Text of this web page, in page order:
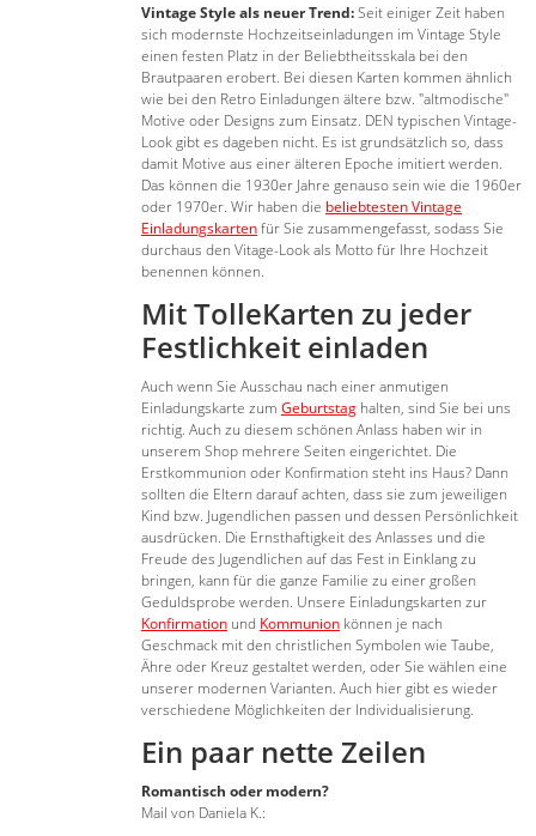
Vintage Style als neuer Trend:Seit einiger Zeit haben
sich modernste Hochzeitseinladungen im Vintage Style
einen festen Platz in der Beliebtheitsskala bei den
Brautpaaren erobert. Bei diesen Karten kommen ähnlich
wie bei den Retro Einladungen ältere bzw. "altmodische"
Motive oder Designs zum Einsatz. DEN typischen Vintage-
Look gibt es dageben nicht. Es ist grundsätzlich so, dass
damit Motive aus einer älteren Epoche imitiert werden.
Das können die 1930er Jahre genauso sein wie die 1960er
oder 1970er. Wir haben die beliebtesten Vintage
Einladungskartenfür Sie zusammengefasst, sodass Sie
durchaus den Vitage-Look als Motto für Ihre Hochzeit
benennen können.
Mit TolleKarten zu jeder
Festlichkeit einladen
Auch wenn Sie Ausschau nach einer anmutigen
Einladungskarte zum Geburtstag halten, sind Sie bei uns
richtig. Auch zu diesem schönen Anlass haben wir in
unserem Shop mehrere Seiten eingerichtet. Die
Erstkommunion oder Konfirmation steht ins Haus? Dann
sollten die Eltern darauf achten, dass sie zum jeweiligen
Kind bzw. Jugendlichen passen und dessen Persönlichkeit
ausdrücken. Die Ernsthaftigkeit des Anlasses und die
Freude des Jugendlichen auf das Fest in Einklang zu
bringen, kann für die ganze Familie zu einer großen
Geduldsprobe werden. Unsere Einladungskarten zur
Konfirmation und Kommunion können je nach
Geschmack mit den christlichen Symbolen wie Taube,
Ähre oder Kreuz gestaltet werden, oder Sie wählen eine
unserer modernen Varianten. Auch hier gibt es wieder
verschiedene Möglichkeiten der Individualisierung.
Ein paar nette Zeilen
Romantisch oder modern?
Mail von Daniela K.: